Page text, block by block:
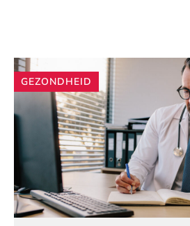
Andere
artikelen
GEZONDHEID